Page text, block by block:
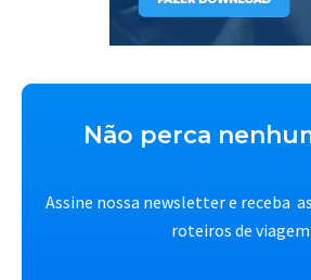
Não perca
Assine nossa newsletter e receba
roteiros de